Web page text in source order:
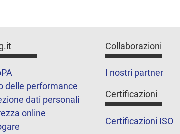
delle performance
dati personali
online
Collaborazioni
I nostri partner
Certificazioni
Certificazioni ISO